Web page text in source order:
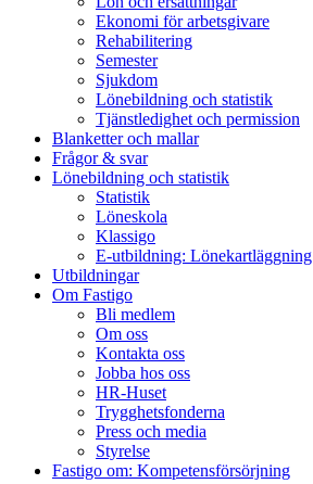
Ekonomi för arbetsgivare
Rehabilitering
Semester
Sjukdom
Lönebildning och statistik
Tjänstledighet och permission
Blanketter och mallar
Frågor & svar
Lönebildning och statistik
Statistik
Löneskola
Klassigo
E-utbildning: Lönekartläggning
Utbildningar
Om Fastigo
Bli medlem
Om oss
Kontakta oss
Jobba hos oss
HR-Huset
Trygghetsfonderna
Press och media
Styrelse
Fastigo om: Kompetensförsörjning